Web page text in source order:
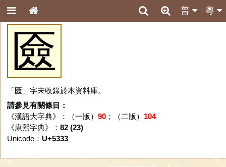
粵
普
匳
「匳」字未收錄於本資料庫。
請參見有關條目：
《漢語大字典》：（一版） 90；（二版） 104
《康熙字典》： 82 (23)
Unicode： U+5333